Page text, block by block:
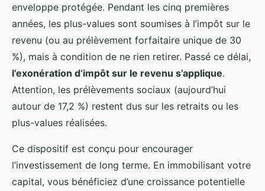
enveloppe protégée. Pendant les cinq premières
années, les plus-values sont soumises à l’impôt sur le
revenu (ou au prélèvement forfaitaire unique de 30
%), mais à condition de ne rien retirer. Passé ce délai,
l’exonération d’impôt sur le revenu s’applique.
Attention, les prélèvements sociaux (aujourd’hui
autour de 17,2 %) restent dus sur les retraits ou les
plus-values réalisées.
Ce dispositif est conçu pour encourager
l’investissement de long terme. En immobilisant votre
capital, vous bénéficiez d’une croissance potentielle